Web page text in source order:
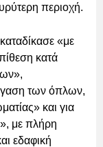
περιοχή.
«με
κατά
των όπλων,
και για
με πλήρη
εδαφική